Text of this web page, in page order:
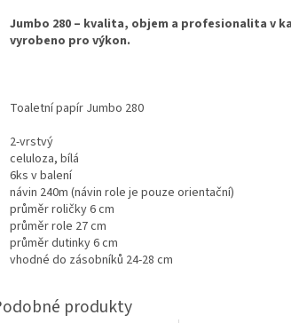
Jumbo 280 – kvalita, objem a profesionalita v
vyrobeno pro výkon.
Toaletní papír Jumbo 280
2-vrstvý
celuloza, bílá
6ks v balení
návin 240m (návin role je pouze orientační)
průměr roličky 6 cm
průměr role 27 cm
průměr dutinky 6 cm
vhodné do zásobníků 24-28 cm